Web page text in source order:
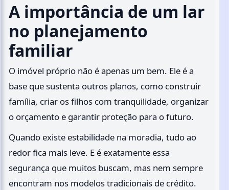
A importância de um lar
no planejamento
familiar
O imóvel próprio não é apenas um bem. Ele é a
base que sustenta outros planos, como construir
família, criar os filhos com tranquilidade, organizar
o orçamento e garantir proteção para o futuro.
Quando existe estabilidade na moradia, tudo ao
redor fica mais leve. E é exatamente essa
segurança que muitos buscam, mas nem sempre
encontram nos modelos tradicionais de crédito.